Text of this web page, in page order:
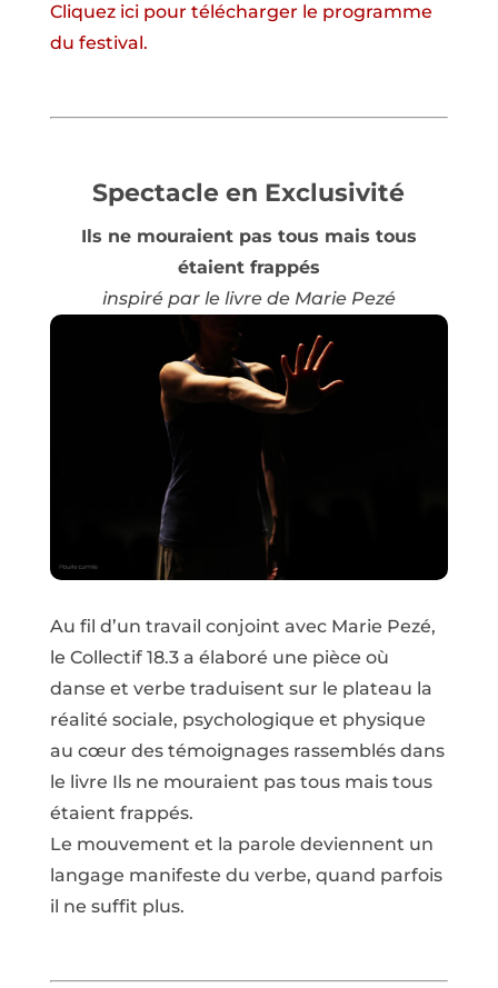
Cliquez ici pour télécharger le programme
du festival.
Spectacle en Exclusivité
Ils ne mouraient pas tous mais tous
étaient frappés
inspiré par le livre de Marie Pezé
Au fil d’un travail conjoint avec Marie Pezé,
le Collectif 18.3 a élaboré une pièce où
danse et verbe traduisent sur le plateau la
réalité sociale, psychologique et physique
au cœur des témoignages rassemblés dans
le livre Ils ne mouraient pas tous mais tous
étaient frappés.
Le mouvement et la parole deviennent un
langage manifeste du verbe, quand parfois
il ne suffit plus.